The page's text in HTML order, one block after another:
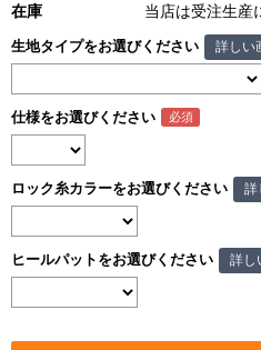
在庫
当店は受注生産
生地タイプをお選びください 詳しい
仕様をお選びください
ロック糸カラーをお選びください 詳
ヒールパットをお選びください 詳し